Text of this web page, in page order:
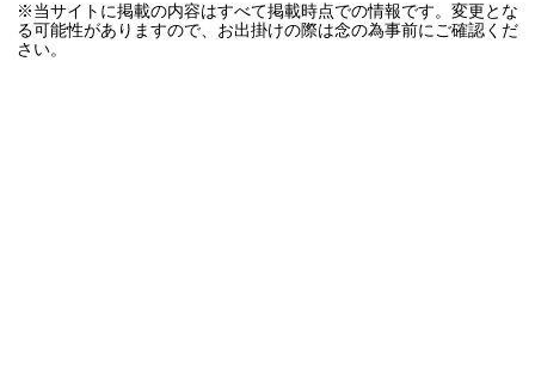
※当サイトに掲載の内容はすべて掲載時点での情報です。変更とな
る可能性がありますので、お出掛けの際は念の為事前にご確認くだ
さい。